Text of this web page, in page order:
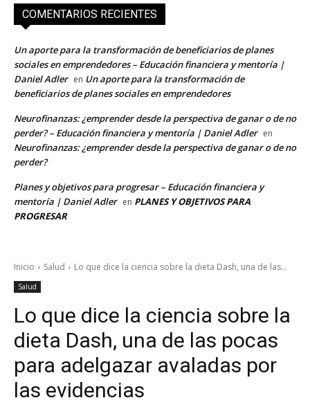
COMENTARIOS RECIENTES
Un aporte para la transformación de beneficiarios de planes
sociales en emprendedores – Educación financiera y mentoría |
Daniel Adler en Un aporte para la transformación de
beneficiarios de planes sociales en emprendedores
Neurofinanzas: ¿emprender desde la perspectiva de ganar o de no
perder? – Educación financiera y mentoría | Daniel Adler en
Neurofinanzas: ¿emprender desde la perspectiva de ganar o de no
perder?
Planes y objetivos para progresar – Educación financiera y
mentoría | Daniel Adler en PLANES Y OBJETIVOS PARA
PROGRESAR